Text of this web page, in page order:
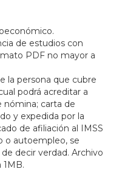
de estudios con
PDF no mayor a
la persona que cubre
podrá acreditar a
nómina; carta de
y expedida por la
de afiliación al IMSS
o autoempleo, se
decir verdad. Archivo